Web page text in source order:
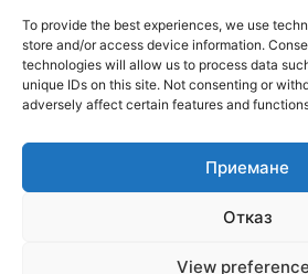
To provide the best experiences, we use
store and/or access device information.
technologies will allow us to process data
unique IDs on this site. Not consenting or
adversely affect certain features and
Приемане
Отказ
View
PlovdivDerby.com е първата
медия!
Свържи се с нас:
FOLLOW US